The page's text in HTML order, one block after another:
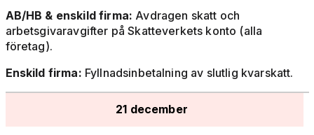
AB/HB & enskild firma: Avdragen skatt och
arbetsgivaravgifter på Skatteverkets konto (alla
företag).
Enskild firma: Fyllnadsinbetalning av slutlig kvarskatt.
21 december